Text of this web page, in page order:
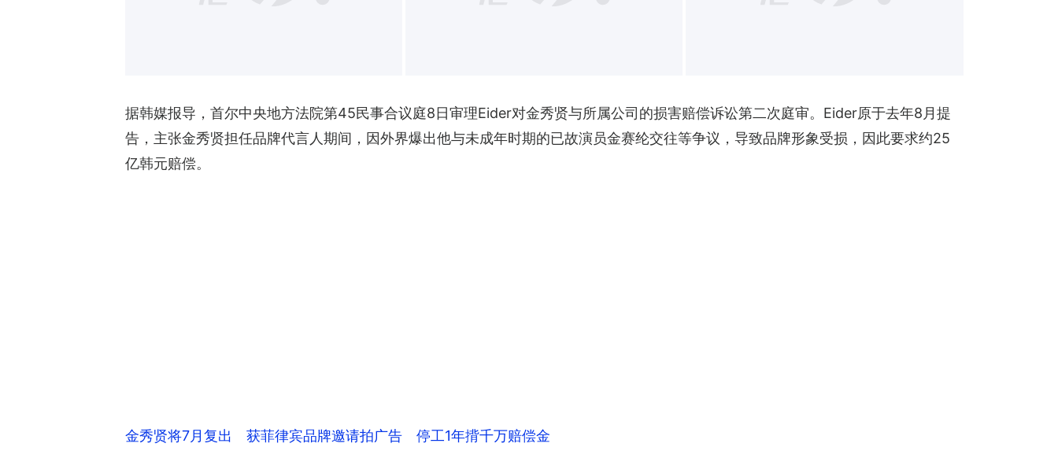
据韩媒报导，首尔中央地方法院第45民事合议庭8日审理Eider对金秀贤与所属公司的损害赔偿诉讼第二次庭审。Eider原于去年8月提
告，主张金秀贤担任品牌代言人期间，因外界爆出他与未成年时期的已故演员金赛纶交往等争议，导致品牌形象受损，因此要求约25
亿韩元赔偿。
金秀贤将7月复出 获菲律宾品牌邀请拍广告 停工1年揹千万赔偿金